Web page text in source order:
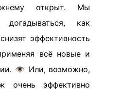
открыт. Мы
как
эффективность
всё новые и
👁️ Или, возможно,
эффективно